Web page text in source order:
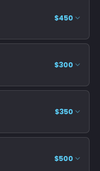
$450
$300
$350
$500